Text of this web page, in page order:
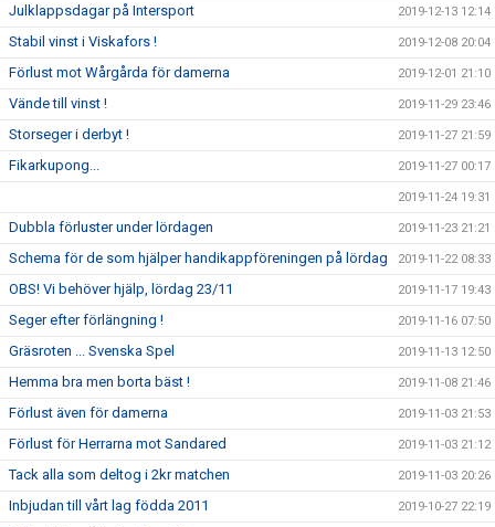
Julklappsdagar på Intersport 2019-12-13 12:14
Stabil vinst i Viskafors ! 2019-12-08 20:04
Förlust mot Wårgårda för damerna 2019-12-01 21:10
Vände till vinst ! 2019-11-29 23:46
Storseger i derbyt ! 2019-11-27 21:59
Fikarkupong... 2019-11-27 00:17
2019-11-24 19:31
Dubbla förluster under lördagen 2019-11-23 21:21
Schema för de som hjälper handikappföreningen på lördag 2019-11-22 08:33
OBS! Vi behöver hjälp, lördag 23/11 2019-11-17 19:43
Seger efter förlängning ! 2019-11-16 07:50
Gräsroten ... Svenska Spel 2019-11-13 12:50
Hemma bra men borta bäst ! 2019-11-08 21:46
Förlust även för damerna 2019-11-03 21:53
Förlust för Herrarna mot Sandared 2019-11-03 21:12
Tack alla som deltog i 2kr matchen 2019-11-03 20:26
Inbjudan till vårt lag födda 2011 2019-10-27 22:19